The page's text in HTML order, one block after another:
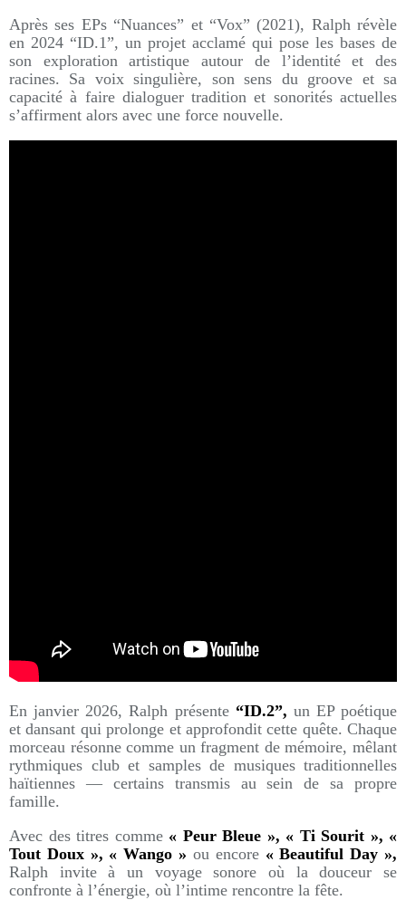
Après ses EPs “Nuances” et “Vox” (2021), Ralph révèle
en 2024 “ID.1”, un projet acclamé qui pose les bases de
son exploration artistique autour de l’identité et des
racines. Sa voix singulière, son sens du groove et sa
capacité à faire dialoguer tradition et sonorités actuelles
s’affirment alors avec une force nouvelle.
En janvier 2026, Ralph présente “ID.2”, un EP poétique
et dansant qui prolonge et approfondit cette quête. Chaque
morceau résonne comme un fragment de mémoire, mêlant
rythmiques club et samples de musiques traditionnelles
haïtiennes — certains transmis au sein de sa propre
famille.
Avec des titres comme « Peur Bleue », « Ti Sourit », «
Tout Doux », « Wango » ou encore « Beautiful Day »,
Ralph invite à un voyage sonore où la douceur se
confronte à l’énergie, où l’intime rencontre la fête.